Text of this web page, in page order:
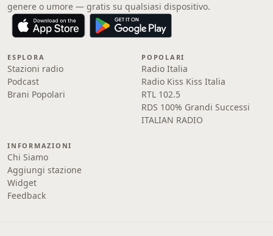
genere o umore — gratis su qualsiasi dispositivo.
ESPLORA
Stazioni radio
Podcast
Brani Popolari
POPOLARI
Radio Italia
Radio Kiss Kiss Italia
RTL 102.5
RDS 100% Grandi Successi
ITALIAN RADIO
INFORMAZIONI
Chi Siamo
Aggiungi stazione
Widget
Feedback